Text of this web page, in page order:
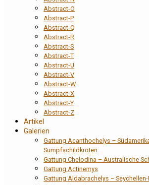
Abstract-O
Abstract-P
Abstract-Q
Abstract-R
Abstract-S
Abstract-T
Abstract-U
Abstract-V
Abstract-W
Abstract-X
Abstract-Y
Abstract-Z
Artikel
Galerien
Gattung Acanthochelys –
Sumpfschildkröten
Gattung Chelodina – Australische
Gattung Actinemys
Gattung Aldabrachelys –